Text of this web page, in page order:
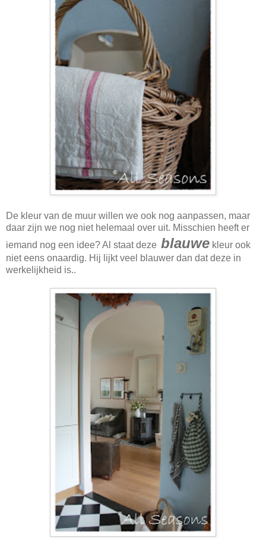
De kleur van de muur willen we ook nog aanpassen, maar
daar zijn we nog niet helemaal over uit. Misschien heeft er
iemand nog een idee? Al staat deze blauwe kleur ook
niet eens onaardig. Hij lijkt veel blauwer dan dat deze in
werkelijkheid is..